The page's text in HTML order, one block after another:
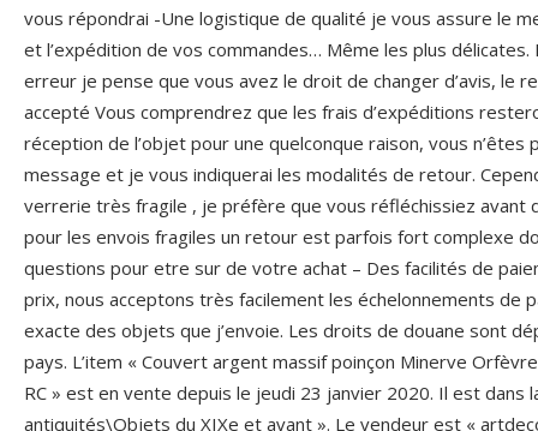
vous répondrai -Une logistique de qualité je vous assure le
et l’expédition de vos commandes… Même les plus
erreur je pense que vous avez le droit de changer d’avis, le
accepté Vous comprendrez que les frais d’expéditions
réception de l’objet pour une quelconque raison, vous n’êtes
message et je vous indiquerai les modalités de retour.
verrerie très fragile , je préfère que vous réfléchissiez avant
pour les envois fragiles un retour est parfois fort complexe
questions pour etre sur de votre achat – Des facilités de
prix, nous acceptons très facilement les échelonnements de
exacte des objets que j’envoie. Les droits de douane sont
pays. L’item « Couvert argent massif poinçon Minerve
RC » est en vente depuis le jeudi 23 janvier 2020. Il est dans
antiquités\Objets du XIXe et avant ». Le vendeur est «